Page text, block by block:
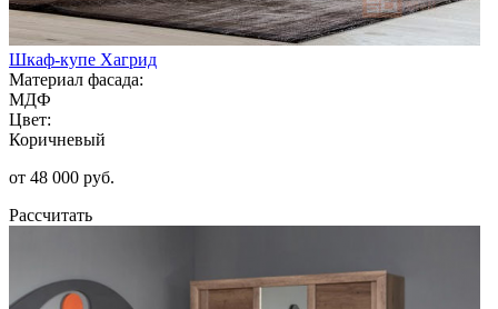
Шкаф-купе Хагрид
Материал фасада:
МДФ
Цвет:
Коричневый
от 48 000 руб.
Рассчитать